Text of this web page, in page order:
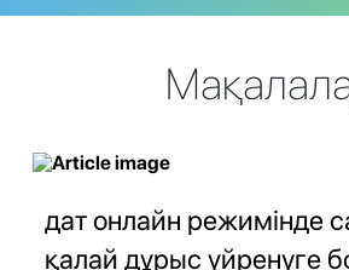
дат онлайн режимінде
қалай дұрыс үйренуге